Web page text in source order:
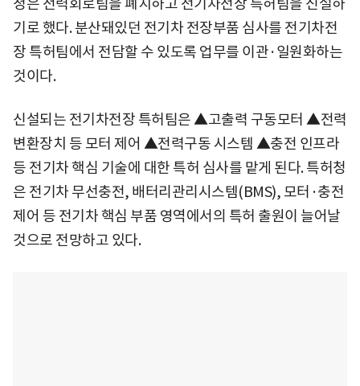
기로 했다. 분산돼있던 전기차 전장부품 심사를 전기차전
장 특허팀에서 전담할 수 있도록 업무를 이관·일원화하는
것이다.
신설되는 전기차전장 특허팀은 ▲고출력 구동모터 ▲전력
변환장치 등 모터 제어 ▲전력구동 시스템 ▲충전 인프라
등 전기차 핵심 기술에 대한 특허 심사를 맡게 된다. 특허청
은 전기차 무선충전, 배터리관리시스템(BMS), 모터·충전
제어 등 전기차 핵심 부품 영역에서의 특허 출원이 늘어날
것으로 전망하고 있다.